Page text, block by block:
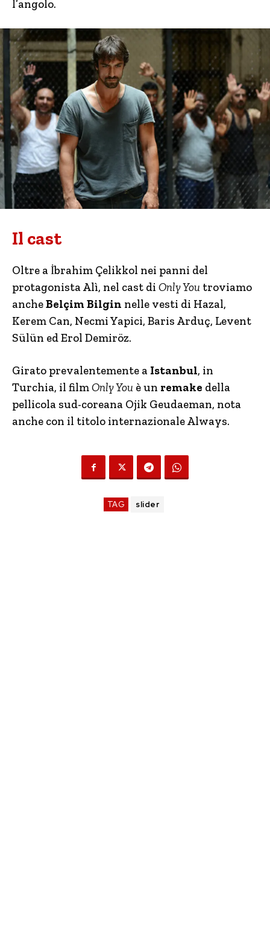
l’angolo.
Il cast
Oltre a İbrahim Çelikkol nei panni del
protagonista Alì, nel cast di Only You troviamo
ancheBelçim Bilgin nelle vesti di Hazal,
Kerem Can, Necmi Yapici, Baris Arduç, Levent
Sülün ed Erol Demiröz.
Girato prevalentemente a Istanbul, in
Turchia, il filmOnly You è un remake della
pellicola sud-coreana Ojik Geudaeman, nota
anche con il titolo internazionale Always.
TAG slider